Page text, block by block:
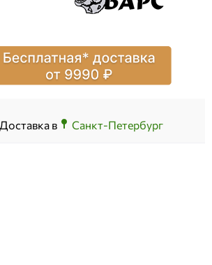
Доставка в Санкт-Петербург